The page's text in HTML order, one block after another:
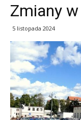
Zmiany
5 listopada 2024